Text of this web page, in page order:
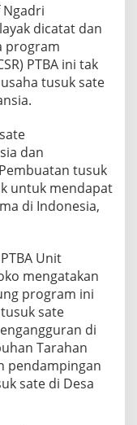
Ngadri
dicatat dan
program
PTBA ini tak
tusuk sate
dan
tusuk
untuk mendapat
di Indonesia,
Unit
mengatakan
program ini
sate
di
Tarahan
pendampingan
sate di Desa